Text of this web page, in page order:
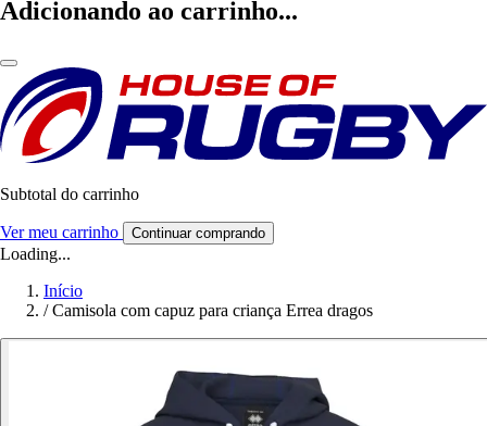
Adicionando ao carrinho...
Subtotal do carrinho
Ver meu carrinho Continuar comprando
Loading...
Início
/ Camisola com capuz para criança Errea dragos